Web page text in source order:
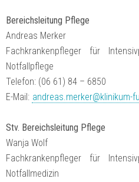
Bereichsleitung Pflege
Andreas Merker
Fachkrankenpfleger für
Notfallpflege
Telefon: (06 61) 84 – 6850
E-Mail: andreas.merker@klinikum-
Stv. Bereichsleitung Pflege
Wanja Wolf
Fachkrankenpfleger für
Notfallmedizin